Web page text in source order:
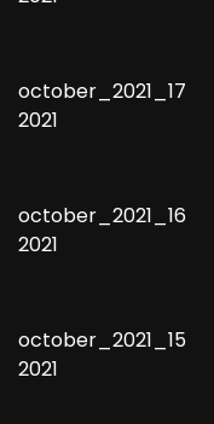
october_2021_17
2021
october_2021_16
2021
october_2021_15
2021